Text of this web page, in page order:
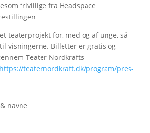
frivillige fra Headspace
teaterprojekt for, med og af unge, så
visningerne. Billetter er gratis og
Teater Nordkrafts
https://teaternordkraft.dk/program/pres-
navne